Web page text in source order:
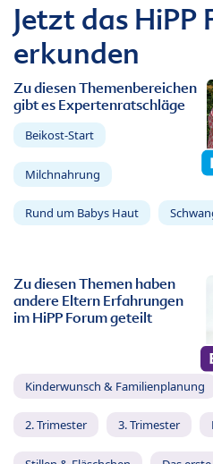
Jetzt das HiPP
erkunden
Zu diesen Themenbereichen
gibt es Expertenratschläge
Beikost-Start
Milchnahrung
Rund um Babys Haut
Zu diesen Themen haben
andere Eltern Erfahrungen
im HiPP Forum geteilt
Kinderwunsch & Familienplanung
2. Trimester 3. Trimester